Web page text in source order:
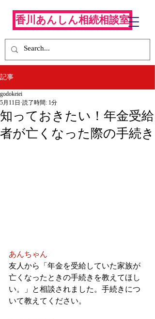
香川あんしん相続相談室
記事
知っておきたい！年金受給
者が亡くなった際の手続き
godokeiei
5月11日 読了時間: 1分
あんちゃん
友人から「年金を受給していた家族が
亡くなったときの手続きを教えてほし
い。」と相談されました。手続きにつ
いて教えてください。